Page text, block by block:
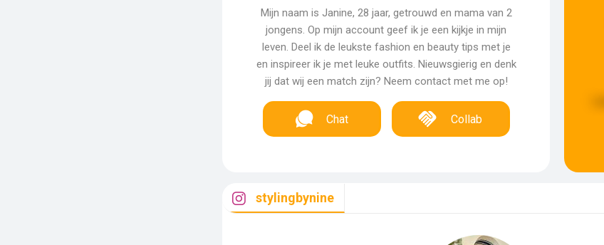
Mijn naam is Janine, 28 jaar, getrouwd en mama van 2
jongens. Op mijn account geef ik je een kijkje in mijn
leven. Deel ik de leukste fashion en beauty tips met je
en inspireer ik je met leuke outfits. Nieuwsgierig en denk
jij dat wij een match zijn? Neem contact met me op!
Chat Collab
stylingbynine